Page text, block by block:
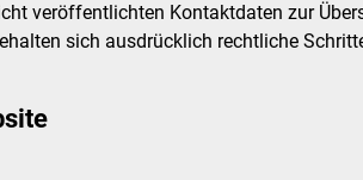
veröffentlichten Kontaktdaten zur
sich ausdrücklich rechtliche